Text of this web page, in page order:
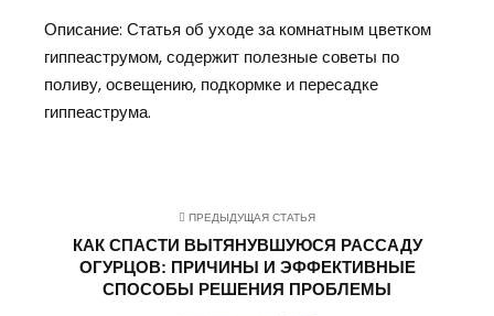
Описание: Статья об уходе за комнатным цветком
гиппеаструмом, содержит полезные советы по
поливу, освещению, подкормке и пересадке
гиппеаструма.
ПРЕДЫДУЩАЯ СТАТЬЯ
КАК СПАСТИ ВЫТЯНУВШУЮСЯ РАССАДУ
ОГУРЦОВ: ПРИЧИНЫ И ЭФФЕКТИВНЫЕ
СПОСОБЫ РЕШЕНИЯ ПРОБЛЕМЫ